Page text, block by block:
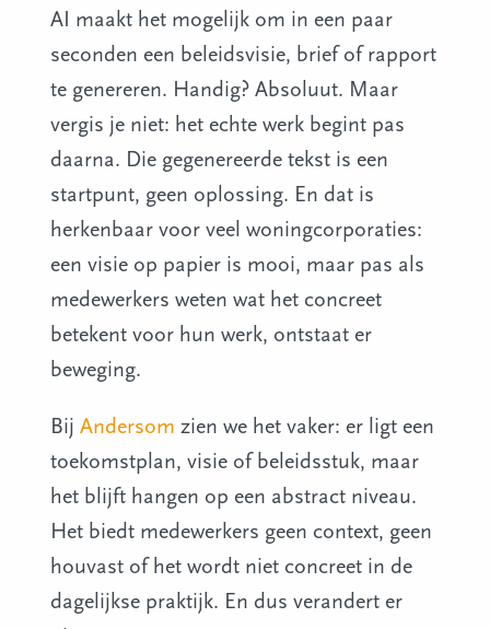
AI maakt het mogelijk om in een paar
seconden een beleidsvisie, brief of rapport
te genereren. Handig? Absoluut. Maar
vergis je niet: het echte werk begint pas
daarna. Die gegenereerde tekst is een
startpunt, geen oplossing. En dat is
herkenbaar voor veel woningcorporaties:
een visie op papier is mooi, maar pas als
medewerkers weten wat het concreet
betekent voor hun werk, ontstaat er
beweging.
Bij Andersom zien we het vaker: er ligt een
toekomstplan, visie of beleidsstuk, maar
het blijft hangen op een abstract niveau.
Het biedt medewerkers geen context, geen
houvast of het wordt niet concreet in de
dagelijkse praktijk. En dus verandert er